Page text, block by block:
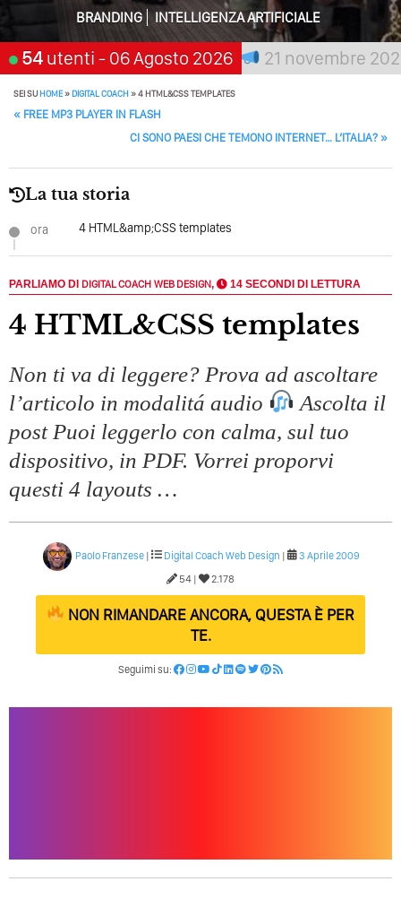
Perché Non Guadagni Sui Social Media? Probabilmente
Tutto Peggiorerà
Quali Sono Gli Errori Della Comunicazione Politica? Il
Caso Delle Braccia Incrociate
Come Promuoversi Nel Wedding? Il Mio Intervento Per
BRANDING
INTELLIGENZA ARTIFICIALE
54 utenti - 06 Agosto 2026
chi aspetta, scegli: 21 novembre 2026
SEI SUHOME»DIGITAL COACH»4 HTML&CSS TEMPLATES
POST NAVIGATION
« FREE MP3 PLAYER IN FLASH
CI SONO PAESI CHE TEMONO INTERNET… L’ITALIA? »
La tua storia
ora 4 HTML&amp;CSS templates
PARLIAMO DI DIGITAL COACH WEB DESIGN, 14 SECONDI DI LETTURA
4 HTML&CSS templates
Non ti va di leggere? Prova ad ascoltare
l’articolo in modalitá audio
Ascolta il
post Puoi leggerlo con calma, sul tuo
dispositivo, in PDF. Vorrei proporvi
questi 4 layouts …
Paolo Franzese | Digital Coach Web Design |
3 Aprile 2009
54 |
2.178
NON RIMANDARE ANCORA, QUESTA È PER
TE.
Seguimi su: